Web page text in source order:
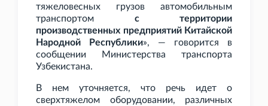
тяжеловесных грузов автомобильным
транспортом с территории
производственных предприятий Китайской
Народной Республики», — говорится в
сообщении Министерства транспорта
Узбекистана.
В нем уточняется, что речь идет о
сверхтяжелом оборудовании, различных